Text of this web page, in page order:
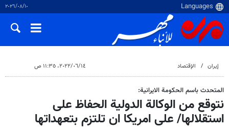
١٠‏/٠٨‏/٢٠٢٦
إيران الإقتصاد ١٤‏/٠٦‏/٢٠٢٢، ١١:٣٥ ص
المتحدث باسم الحكومة الايرانية:
نتوقع من الوكالة الدولية الحفاظ على
استقلالها/ على امريكا ان تلتزم بتعهداتها